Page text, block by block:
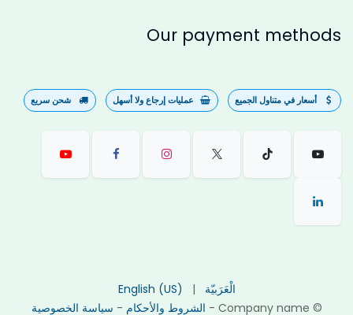
Our payment methods
أسعار في متناول الجميع عمليات إرجاع ولا أسهل شحن سريع
©
Company name
- الشروط والأحكام - سياسة الخصوصية
الْعَرَبيّة |
English (US)